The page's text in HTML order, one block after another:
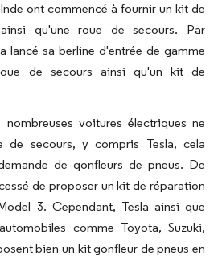
ont commencé à fournir un kit de
qu'une roue de secours. Par
lancé sa berline d'entrée de gamme
de secours ainsi qu'un kit de
voitures électriques ne
de secours, y compris Tesla, cela
de gonfleurs de pneus. De
de proposer un kit de réparation
3. Cependant, Tesla ainsi que
comme Toyota, Suzuki,
bien un kit gonfleur de pneus en